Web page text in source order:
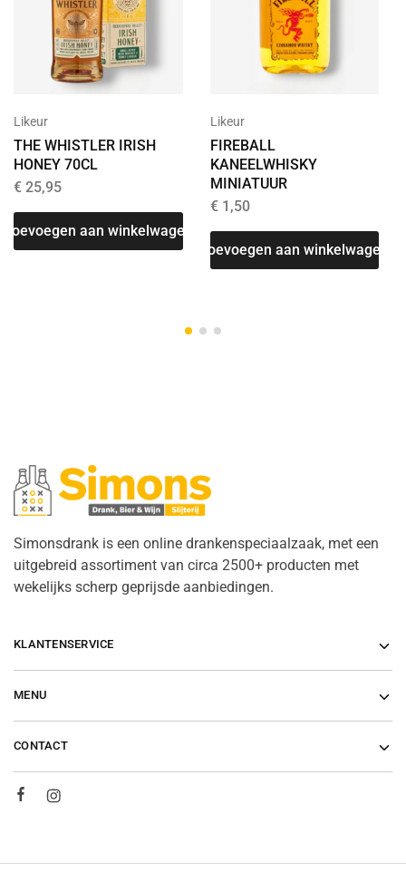
Likeur
THE WHISTLER IRISH
HONEY 70CL
€ 25,95
Toevoegen aan winkelwagen
Likeur
FIREBALL
KANEELWHISKY
MINIATUUR
€1,50
Toevoegen aan winkelwagen
Simonsdrank is een online drankenspeciaalzaak, met een
uitgebreid assortiment van circa 2500+ producten met
wekelijks scherp geprijsde aanbiedingen.
KLANTENSERVICE
MENU
CONTACT